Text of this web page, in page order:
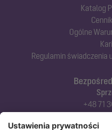
+48 71
Doradztwo
Katalog
Ogólne
Regulamin świadczenia